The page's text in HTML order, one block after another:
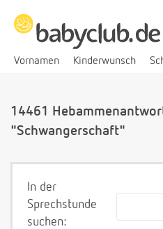
Vornamen Kinderwunsch
14461
"Schwangerschaft"
In der
Sprechstunde
suchen: